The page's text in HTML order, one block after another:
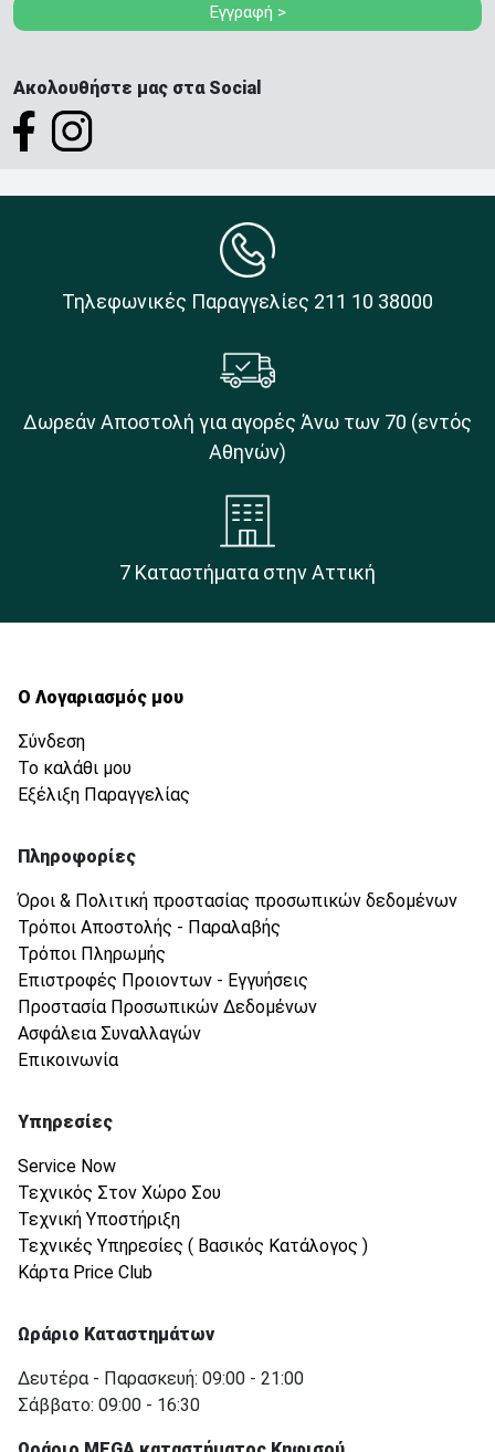
Εγγραφή >
Ακολουθήστε μας στα Social
Τηλεφωνικές Παραγγελίες 211 10 38000
Δωρεάν Αποστολή για αγορές Άνω των 70 (εντός
Αθηνών)
7 Καταστήματα στην Αττική
Ο Λογαριασμός μου
Σύνδεση
Το καλάθι μου
Εξέλιξη Παραγγελίας
Πληροφορίες
Όροι & Πολιτική προστασίας προσωπικών δεδομένων
Τρόποι Αποστολής - Παραλαβής
Τρόποι Πληρωμής
Επιστροφές Προιοντων - Εγγυήσεις
Προστασία Προσωπικών Δεδομένων
Ασφάλεια Συναλλαγών
Επικοινωνία
Υπηρεσίες
Service Now
Τεχνικός Στον Χώρο Σου
Τεχνική Υποστήριξη
Τεχνικές Υπηρεσίες ( Βασικός Κατάλογος )
Κάρτα Price Club
Ωράριο Καταστημάτων
Δευτέρα - Παρασκευή: 09:00 - 21:00
Σάββατο: 09:00 - 16:30